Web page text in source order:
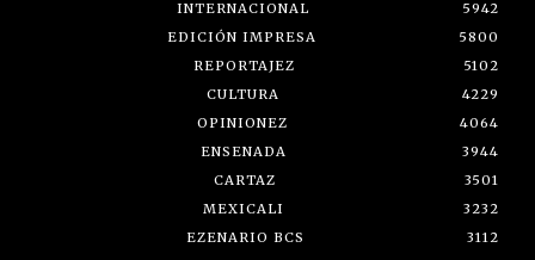
INTERNACIONAL
5942
EDICIÓN IMPRESA
5800
REPORTAJEZ
5102
CULTURA
4229
OPINIONEZ
4064
ENSENADA
3944
CARTAZ
3501
MEXICALI
3232
EZENARIO BCS
3112